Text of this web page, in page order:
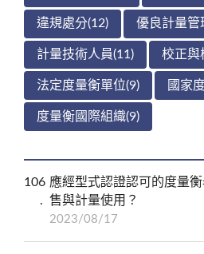
違規處分(12) 優良計量管
計量技術人員(11) 校正與
法定度量衡單位(9) 國家
度量衡國際組織(9)
106 應經型式認證認可的度量
售與計量使用？
2023/08/17